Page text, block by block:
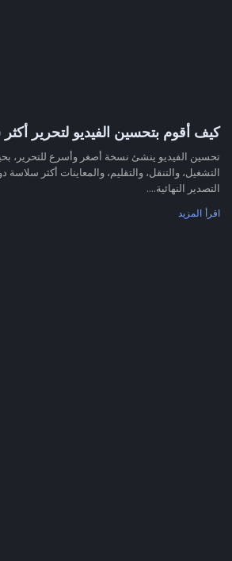
كيف أقوم بتحسين الفيديو لتحرير
تحسين الفيديو ينشئ نسخة أصغر وأسرع للتحرير،
التشغيل، والتنقل، والتقليم، والمعاينات أكثر سلاسة
التصدير النهائية....
اقرأ المزيد